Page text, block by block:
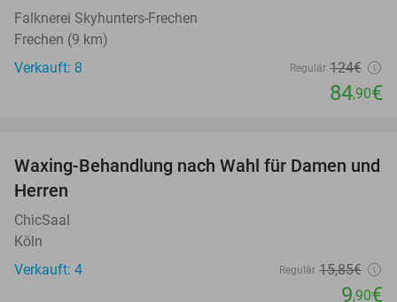
Falknerei Skyhunters-Frechen
Frechen (9 km)
Verkauft: 8
Regulär 124€
84,90€
38%
Waxing-Behandlung nach Wahl für Damen und
Herren
ChicSaal
Köln
Verkauft: 4
Regulär 15,85€
9,90€